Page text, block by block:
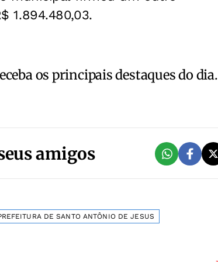
1.894.480,03.
os principais destaques do dia.
amigos
DE SANTO ANTÔNIO DE JESUS